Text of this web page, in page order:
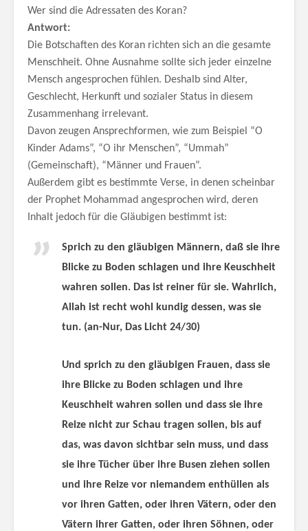
Wer sind die Adressaten des Koran?
Antwort:
Die Botschaften des Koran richten sich an die gesamte
Menschheit. Ohne Ausnahme sollte sich jeder einzelne
Mensch angesprochen fühlen. Deshalb sind Alter,
Geschlecht, Herkunft und sozialer Status in diesem
Zusammenhang irrelevant.
Davon zeugen Ansprechformen, wie zum Beispiel “O
Kinder Adams”, “O ihr Menschen”, “Ummah”
(Gemeinschaft), “Männer und Frauen”.
Außerdem gibt es bestimmte Verse, in denen scheinbar
der Prophet Mohammad angesprochen wird, deren
Inhalt jedoch für die Gläubigen bestimmt ist:
Sprich zu den gläubigen Männern, daß sie ihre
Blicke zu Boden schlagen und ihre Keuschheit
wahren sollen. Das ist reiner für sie. Wahrlich,
Allah ist recht wohl kundig dessen, was sie
tun. (an-Nur, Das Licht 24/30)
Und sprich zu den gläubigen Frauen, dass sie
ihre Blicke zu Boden schlagen und ihre
Keuschheit wahren sollen und dass sie ihre
Reize nicht zur Schau tragen sollen, bis auf
das, was davon sichtbar sein muss, und dass
sie ihre Tücher über ihre Busen ziehen sollen
und ihre Reize vor niemandem enthüllen als
vor ihren Gatten, oder ihren Vätern, oder den
Vätern ihrer Gatten, oder ihren Söhnen, oder